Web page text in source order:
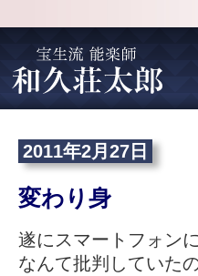
2011年2月27日
変わり身
遂にスマートフォン
なんて批判していた